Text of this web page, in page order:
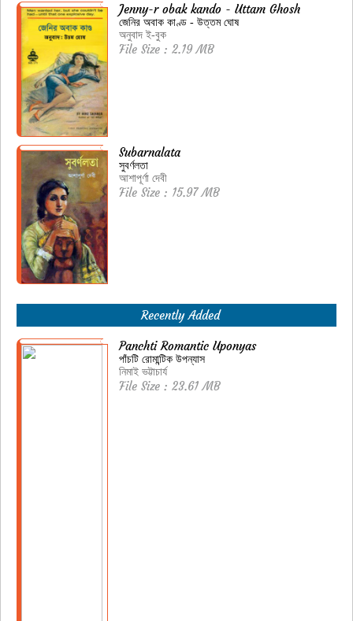
Jenny-r obak kando - Uttam Ghosh
জেনির অবাক কাণ্ড - উত্তম ঘোষ
অনুবাদ ই-বুক
File Size : 2.19 MB
Subarnalata
সুবর্ণলতা
আশাপূর্ণা দেবী
File Size : 15.97 MB
Recently Added
Panchti Romantic Uponyas
পাঁচটি রোমান্টিক উপন্যাস
নিমাই ভট্টাচার্য
File Size : 23.61 MB